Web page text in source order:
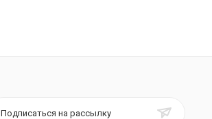
Подписаться на рассылку